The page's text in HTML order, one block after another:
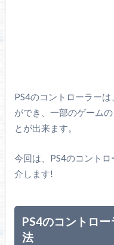
PS4のコントローラー
ができ、一部のゲーム
とが出来ます。
今回は、PS4のコント
介します!
PS4のコントロ
法